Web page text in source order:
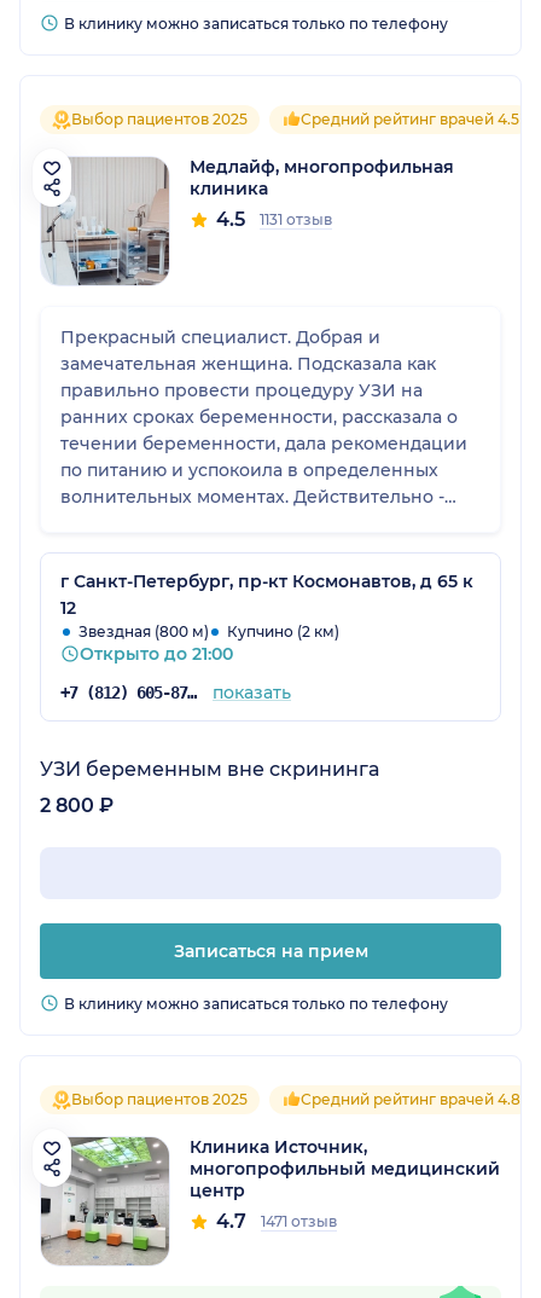
В клинику можно записаться только по телефону
Выбор пациентов 2025 Средний рейтинг врачей 4.5
Медлайф, многопрофильная
клиника
4.5 1131 отзыв
Прекрасный специалист. Добрая и
замечательная женщина. Подсказала как
правильно провести процедуру УЗИ на
ранних сроках беременности, рассказала о
течении беременности, дала рекомендации
по питанию и успокоила в определенных
волнительных моментах. Действительно -
достаточно уютно. В холле удобный диван.
Комфортная туалетная комната.
г Санкт-Петербург, пр-кт Космонавтов, д 65 к
12
Звездная (800 м) Купчино (2 км)
Открыто до 21:00
+7 (812) 605-87-84 показать
УЗИ беременным вне скрининга
2 800 ₽
Записаться на прием
В клинику можно записаться только по телефону
Выбор пациентов 2025 Средний рейтинг врачей 4.8
Клиника Источник,
многопрофильный медицинский
центр
4.7 1471 отзыв